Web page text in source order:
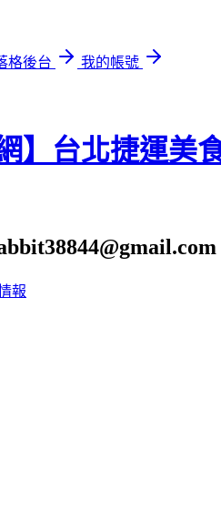
格後台
我的帳號
】台北捷運美
報